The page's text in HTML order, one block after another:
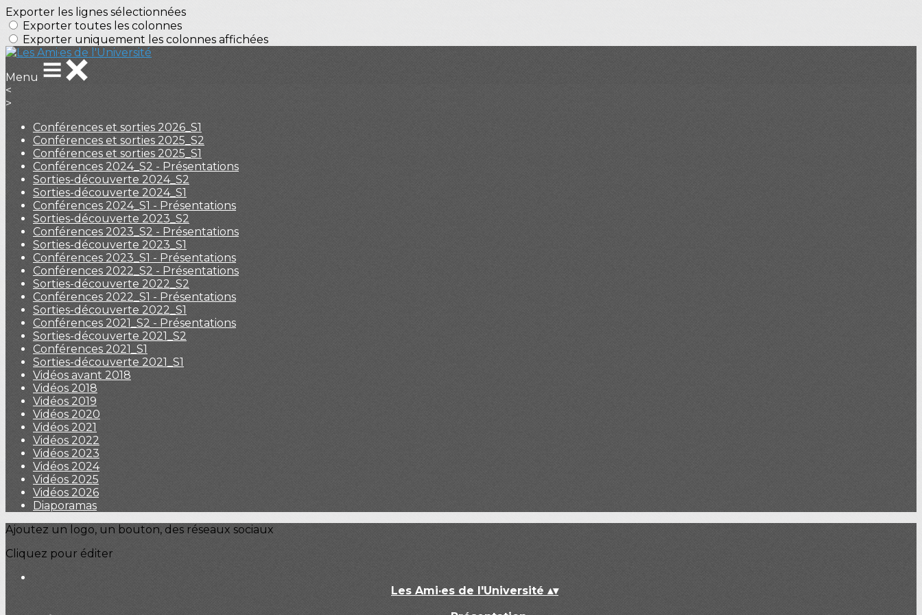
Exporter les lignes sélectionnées
Exporter toutes les colonnes
Exporter uniquement les colonnes affichées
Menu
<
>
Conférences et sorties 2026_S1
Conférences et sorties 2025_S2
Conférences et sorties 2025_S1
Conférences 2024_S2 - Présentations
Sorties-découverte 2024_S2
Sorties-découverte 2024_S1
Conférences 2024_S1 - Présentations
Sorties-découverte 2023_S2
Conférences 2023_S2 - Présentations
Sorties-découverte 2023_S1
Conférences 2023_S1 - Présentations
Conférences 2022_S2 - Présentations
Sorties-découverte 2022_S2
Conférences 2022_S1 - Présentations
Sorties-découverte 2022_S1
Conférences 2021_S2 - Présentations
Sorties-découverte 2021_S2
Conférences 2021_S1
Sorties-découverte 2021_S1
Vidéos avant 2018
Vidéos 2018
Vidéos 2019
Vidéos 2020
Vidéos 2021
Vidéos 2022
Vidéos 2023
Vidéos 2024
Vidéos 2025
Vidéos 2026
Diaporamas
Ajoutez un logo, un bouton, des réseaux sociaux
Cliquez pour éditer
Les Ami·es de l'Université ▴▾